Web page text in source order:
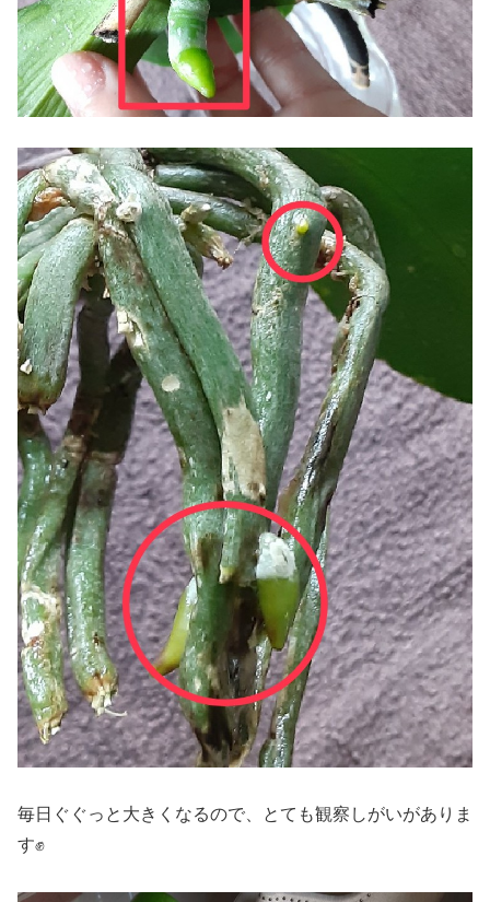
毎日ぐぐっと大きくなるので、とても観察しがいがありま
す✊